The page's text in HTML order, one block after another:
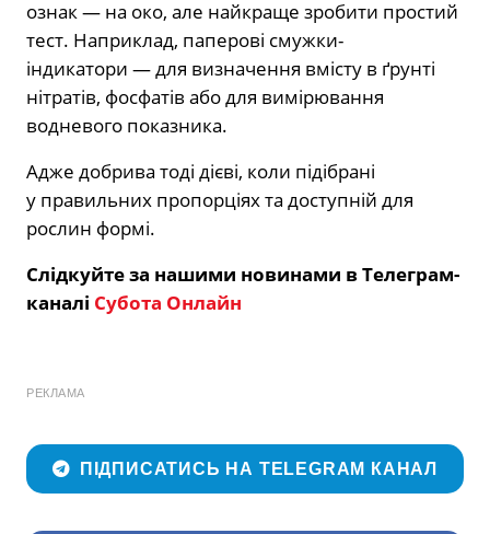
ознак — на око, але найкраще зробити простий
тест. Наприклад, паперові смужки-
індикатори — для визначення вмісту в ґрунті
нітратів, фосфатів або для вимірювання
водневого показника.
Адже добрива тоді дієві, коли підібрані
у правильних пропорціях та доступній для
рослин формі.
Слідкуйте за нашими новинами в Телеграм-
каналі Субота Онлайн
РЕКЛАМА
ПІДПИСАТИСЬ НА TELEGRAM КАНАЛ